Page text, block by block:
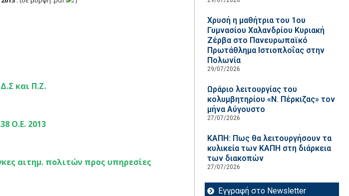
και Π.Ζ.
Ο.Ε. 2013
αιτημ. πολιτών προς υπηρεσίες
Χρυσή η μαθήτρια του 1ου
Γυμνασίου Χαλανδρίου Κυριακή
Ζέρβα στο Πανευρωπαϊκό
Πρωτάθλημα Ιστιοπλοΐας στην
Πολωνία
29/07/2026
Ωράριο λειτουργίας του
κολυμβητηρίου «Ν. Πέρκιζας» τον
μήνα Αύγουστο
27/07/2026
ΚΑΠΗ: Πως θα λειτουργήσουν τα
κυλικεία των ΚΑΠΗ στη διάρκεια
των διακοπών
27/07/2026
Εγγραφή στο Newsletter